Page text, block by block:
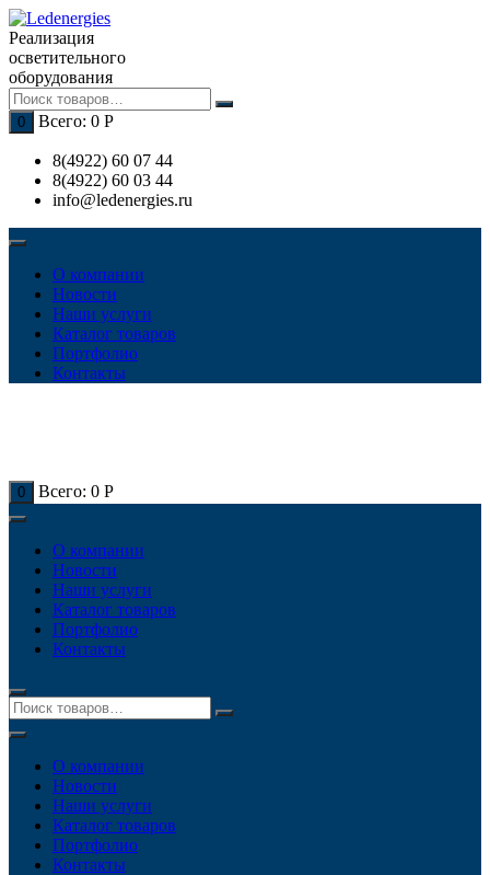
Перейти
к
содержимому
Реализация
осветительного
оборудования
0 Всего: 0 Р
8(4922) 60 07 44
8(4922) 60 03 44
info@ledenergies.ru
О компании
Новости
Наши услуги
Каталог товаров
Портфолио
Контакты
0 Всего: 0 Р
О компании
Новости
Наши услуги
Каталог товаров
Портфолио
Контакты
О компании
Новости
Наши услуги
Каталог товаров
Портфолио
Контакты